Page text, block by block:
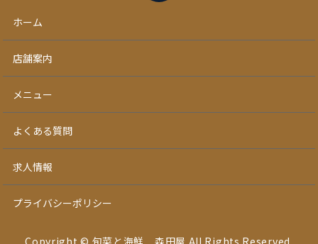
ホーム
店舗案内
メニュー
よくある質問
求人情報
プライバシーポリシー